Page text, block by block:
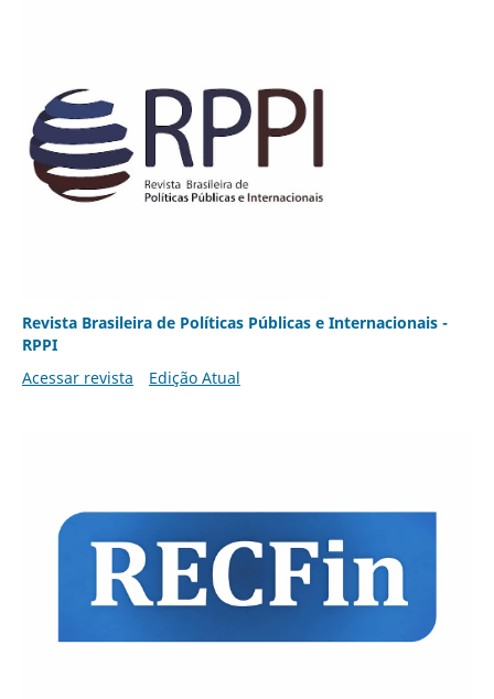
Revista Brasileira de Políticas Públicas e Internacionais -
RPPI
Acessar revista
Edição Atual